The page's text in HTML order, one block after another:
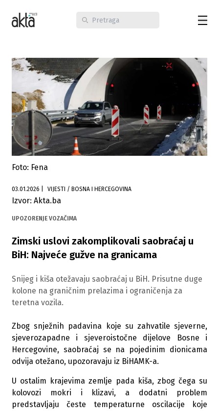
Foto: Fena
03.01.2026 VIJESTI / BOSNA I HERCEGOVINA
Izvor: Akta.ba
UPOZORENJE VOZAČIMA
Zimski uslovi zakomplikovali saobraćaj u
BiH: Najveće gužve na granicama
Snijeg i kiša otežavaju saobraćaj u BiH. Prisutne duge
kolone na graničnim prelazima i ograničenja za
teretna vozila.
Zbog snježnih padavina koje su zahvatile sjeverne,
sjeverozapadne i sjeveroistočne dijelove Bosne i
Hercegovine, saobraćaj se na pojedinim dionicama
odvija otežano, upozoravaju iz BiHAMK-a.
U ostalim krajevima zemlje pada kiša, zbog čega su
kolovozi mokri i klizavi, a dodatni problem
predstavljaju česte temperaturne oscilacije koje